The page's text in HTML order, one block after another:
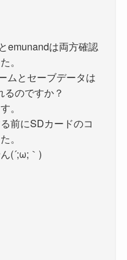
emunandは両方確認
。
ムとセーブデータは
のですか？
。
前にSDカードのコ
。
(´;ω;｀)